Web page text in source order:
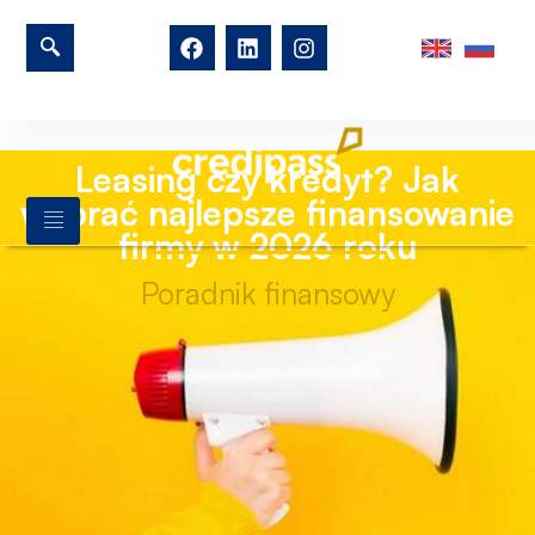
Leasing czy kredyt? Jak
wybrać najlepsze finansowanie
firmy w 2026 roku
Poradnik finansowy